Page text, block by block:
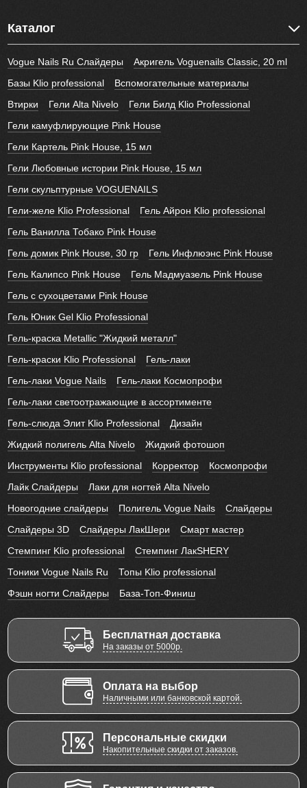
Каталог
Vogue Nails Ru Слайдеры
Акригель Voguenails Classic, 20 ml
Базы Klio professional
Вспомогательные материалы
Втирки
Гели Alta Nivelo
Гели Билд Klio Professional
Гели камуфлирующие Pink House
Гели Картель Pink House, 15 мл
Гели Любовные истории Pink House, 15 мл
Гели скульптурные VOGUENAILS
Гели-желе Klio Professional
Гель Айрон Klio professional
Гель Ванилла Тобако Pink House
Гель домик Pink House, 30 гр
Гель Инфлюэнс Pink House
Гель Калипсо Pink House
Гель Мадмуазель Pink House
Гель с сухоцветами Pink House
Гель Юник Gel Klio Professional
Гель-краска Metallic "Жидкий металл"
Гель-краски Klio Professional
Гель-лаки
Гель-лаки Vogue Nails
Гель-лаки Космопрофи
Гель-лаки светоотражающие в ассортименте
Гель-слюда Элит Klio Professional
Дизайн
Жидкий полигель Alta Nivelo
Жидкий фотошоп
Инструменты Klio professional
Корректор
Космопрофи
Лайк Слайдеры
Лаки для ногтей Alta Nivelo
Новогодние слайдеры
Полигель Vogue Nails
Слайдеры
Слайдеры 3D
Слайдеры ЛакШери
Смарт мастер
Стемпинг Klio professional
Стемпинг ЛакSHERY
Тоники Vogue Nails Ru
Топы Klio professional
Фэшн ногти Слайдеры
База-Топ-Финиш
Бесплатная доставка
На заказы от 5000р.
Оплата на выбор
Наличными или банковской картой.
Персональные скидки
Накопительные скидки от заказов.